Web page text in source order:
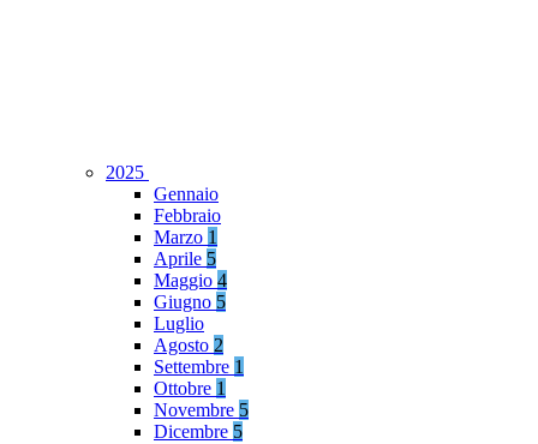
2025
Gennaio
Febbraio
Marzo 1
Aprile 5
Maggio 4
Giugno 5
Luglio
Agosto 2
Settembre 1
Ottobre 1
Novembre 5
Dicembre 5